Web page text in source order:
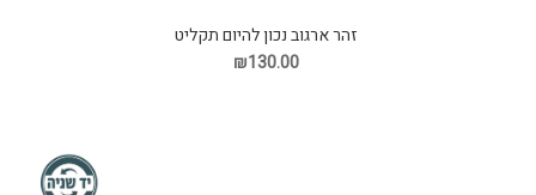
זהר ארגוב נכון להיום תקליט
₪130.00